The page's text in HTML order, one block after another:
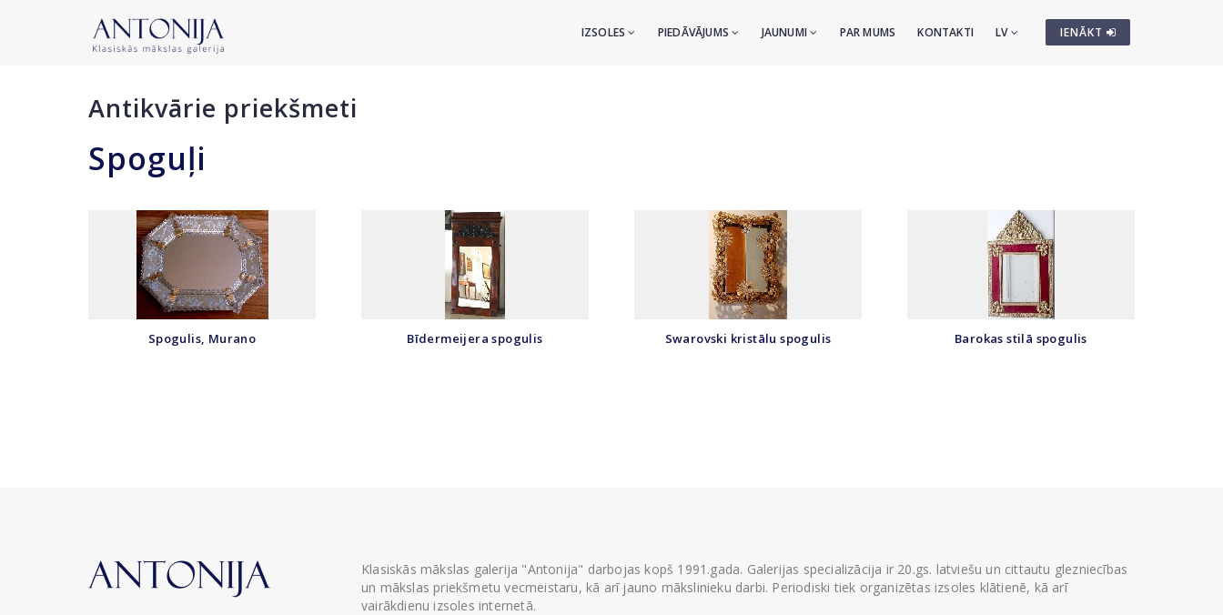
IENĀKT
IZSOLES PIEDĀVĀJUMS JAUNUMI PAR MUMS KONTAKTI LV
Antikvārie priekšmeti
Spoguļi
Spogulis, Murano Bīdermeijera spogulis Swarovski kristālu spogulis Barokas stilā spogulis
Klasiskās mākslas galerija "Antonija" darbojas kopš 1991.gada. Galerijas specializācija ir 20.gs. latviešu un cittautu glezniecības
un mākslas priekšmetu vecmeistaru, kā arī jauno mākslinieku darbi. Periodiski tiek organizētas izsoles klātienē, kā arī
vairākdienu izsoles internetā.